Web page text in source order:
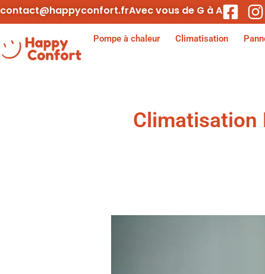
contact@happyconfort.frAvec vous de G à A
Pompe à chaleur Climatisation
Climatisation